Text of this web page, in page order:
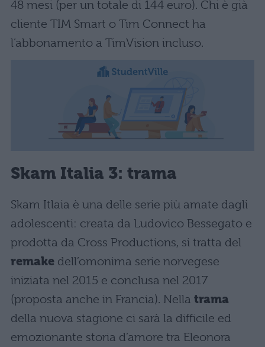
48 mesi (per un totale di 144 euro). Chi è già
cliente TIM Smart o Tim Connect ha
l’abbonamento a TimVision incluso.
Skam Italia 3: trama
Skam Itlaia è una delle serie più amate dagli
adolescenti: creata da Ludovico Bessegato e
prodotta da Cross Productions, si tratta del
remake dell’omonima serie norvegese
iniziata nel 2015 e conclusa nel 2017
(proposta anche in Francia). Nella trama
della nuova stagione ci sarà la difficile ed
emozionante storia d’amore tra Eleonora